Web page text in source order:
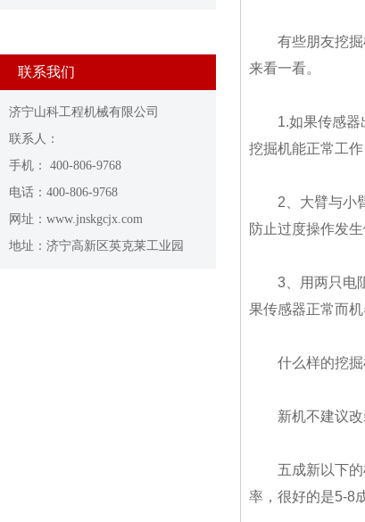
联系我们
济宁山科工程机械有限公司
联系人：
手机： 400-806-9768
电话：400-806-9768
网址：www.jnskgcjx.com
地址：济宁高新区英克莱工业园
有些朋友挖
来看一看。
1.如果传感
挖掘机能正常工作
2、大臂与小
防止过度操作发生
3、用两只电
果传感器正常而
什么样的挖
新机不建议
五成新以下
率，很好的是5-8